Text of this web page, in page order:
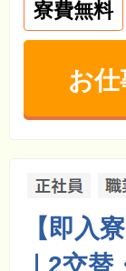
寮費無料
お
【即入
｜2交